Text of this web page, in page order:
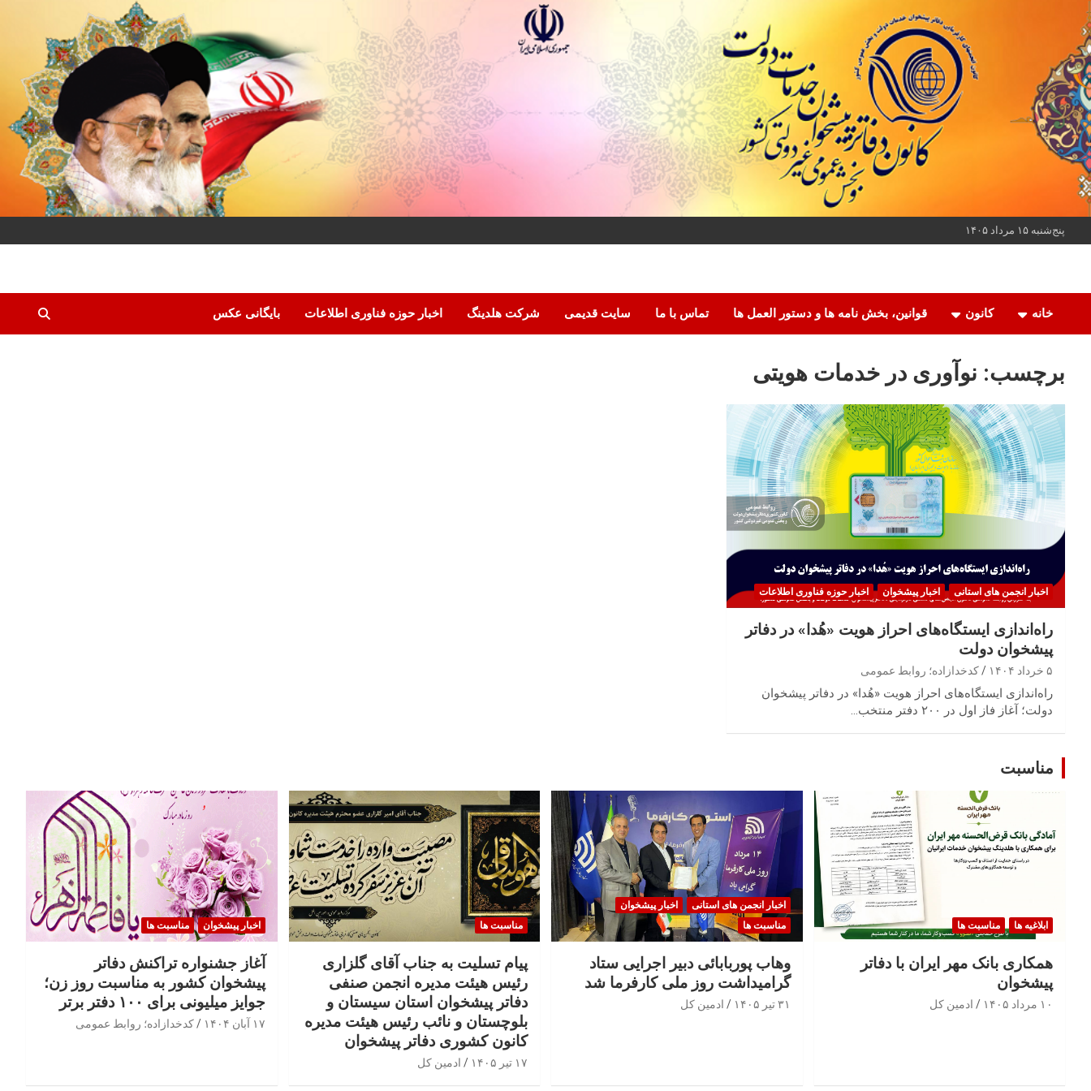
به
محتوا
بروید
پنج‌شنبه ۱۵ مرداد ۱۴۰۵
کانون دفاتر پیشخوان
خانه کانون قوانین، بخش نامه ها و دستور العمل ها تماس با ما سایت قدیمی شرکت هلدینگ اخبار حوزه فناوری اطلاعات بایگانی عکس
برچسب: نوآوری در خدمات هویتی
اخبار انجمن های استانی اخبار پیشخوان اخبار حوزه فناوری اطلاعات
راه‌اندازی ایستگاه‌های احراز هویت «هُدا» در دفاتر
پیشخوان دولت
۵ خرداد ۱۴۰۴ کدخدازاده؛ روابط عمومی
راه‌اندازی ایستگاه‌های احراز هویت «هُدا» در دفاتر پیشخوان
دولت؛ آغاز فاز اول در ۲۰۰ دفتر منتخب…
مناسبت
ابلاغیه ها مناسبت ها
همکاری بانک مهر ایران با دفاتر
پیشخوان
۱۰ مرداد ۱۴۰۵ ادمین کل
اخبار انجمن های استانی
اخبار پیشخوان
مناسبت ها
وهاب پوربابائی دبیر اجرایی ستاد
گرامیداشت روز ملی کارفرما شد
۳۱ تیر ۱۴۰۵ ادمین کل
مناسبت ها
پیام تسلیت به جناب آقای گلزاری
رئیس هیئت مدیره انجمن صنفی
دفاتر پیشخوان استان سیستان و
بلوچستان و نائب رئیس هیئت مدیره
کانون کشوری دفاتر پیشخوان
۱۷ تیر ۱۴۰۵ ادمین کل
اخبار پیشخوان مناسبت ها
آغاز جشنواره تراکنش دفاتر
پیشخوان کشور به مناسبت روز زن؛
جوایز میلیونی برای ۱۰۰ دفتر برتر
۱۷ آبان ۱۴۰۴ کدخدازاده؛ روابط عمومی